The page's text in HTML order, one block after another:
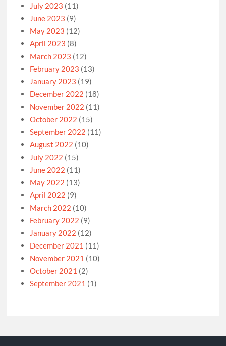
July 2023 (11)
June 2023 (9)
May 2023 (12)
April 2023 (8)
March 2023 (12)
February 2023 (13)
January 2023 (19)
December 2022 (18)
November 2022 (11)
October 2022 (15)
September 2022 (11)
August 2022 (10)
July 2022 (15)
June 2022 (11)
May 2022 (13)
April 2022 (9)
March 2022 (10)
February 2022 (9)
January 2022 (12)
December 2021 (11)
November 2021 (10)
October 2021 (2)
September 2021 (1)